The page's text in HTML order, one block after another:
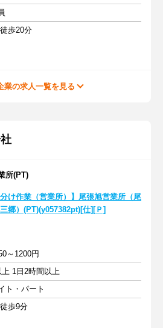
歩20分
業の求人一覧を見る
所(PT)
分け作業（営業所）】尾張旭営業所（尾
郷）(PT)(y057382pt)[仕][Ｐ]
～1200円
1日2時間以上
ト・パート
歩9分